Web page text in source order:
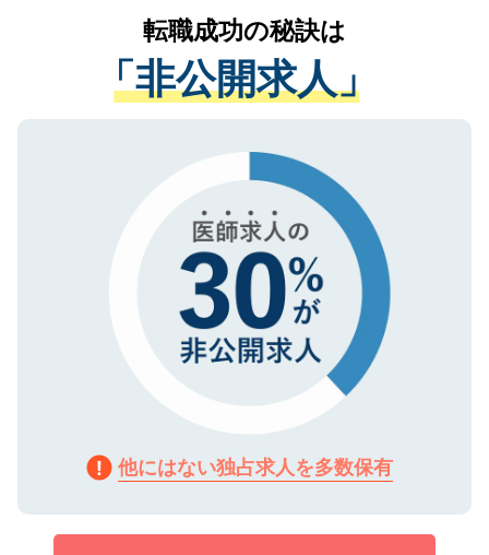
は、個人情報の取り扱いについての厳密な
管理基準を満たした事業者のみに付与され
る、プライバシーマークを取得済みです。
で、機密保持に関してもご安心ください。
かがいして、現在の医療機関の状況や紹介
経験をまじえながら、適切なアドバイスを
させていただきます。すぐにご転職をされ
ない方には、長期的なサポートが可能です
ので、まずはご登録ください。
転職成功の秘訣は
「非公開求人」
他にはない独占求人を多数保有